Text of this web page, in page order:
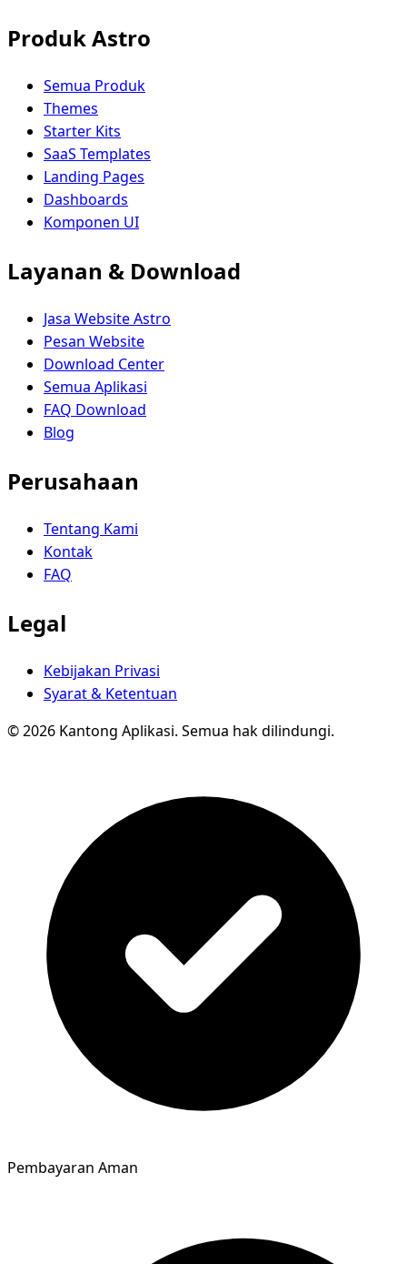
Produk Astro
Semua Produk
Themes
Starter Kits
SaaS Templates
Landing Pages
Dashboards
Komponen UI
Layanan & Download
Jasa Website Astro
Pesan Website
Download Center
Semua Aplikasi
FAQ Download
Blog
Perusahaan
Tentang Kami
Kontak
FAQ
Legal
Kebijakan Privasi
Syarat & Ketentuan
© 2026 Kantong Aplikasi. Semua hak dilindungi.
Pembayaran Aman